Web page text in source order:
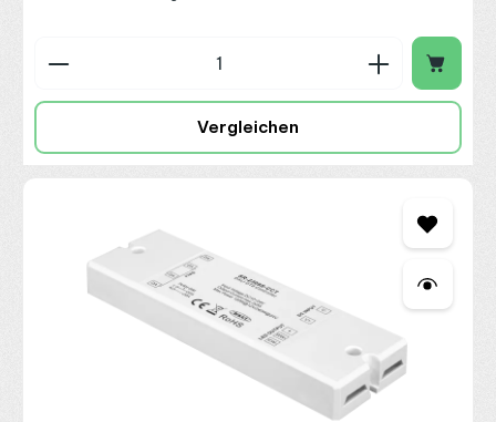
Produkt Anzahl: Gib den gewünschten Wert
Vergleichen